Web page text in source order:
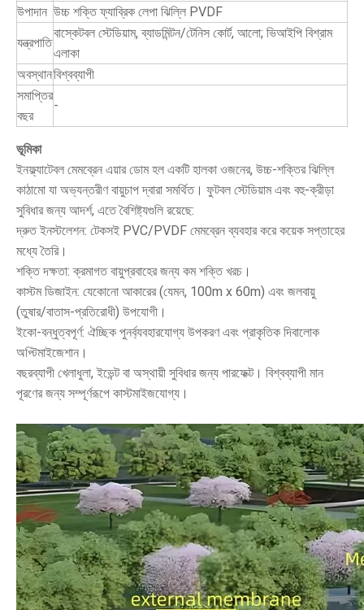
উপাদান উচ্চ শক্তি ফ্যাব্রিক লেপা ঝিল্লি PVDF
যন্ত্রপাতি
বাস্কেটবল স্টেডিয়াম, ব্যাডমিন্টন/টেনিস কোর্ট, আলো; ভিআইপি বিশ্রাম
এলাকা
অবস্থানবিশ্বব্যাপী
সমাপ্তির
বছর
-
ভূমিকা
ইনফ্ল্যাটেবল মেমব্রেন এয়ার ডোম হল একটি হালকা ওজনের, উচ্চ-শক্তির ঝিল্লি
কাঠামো যা অভ্যন্তরীণ বায়ুচাপ দ্বারা সমর্থিত। ফুটবল স্টেডিয়াম এবং বহু-ক্রীড়া
সুবিধার জন্য আদর্শ, এতে বৈশিষ্ট্যগুলি রয়েছে:
দ্রুত ইনস্টলেশন: টেকসই PVC/PVDF মেমব্রেন ব্যবহার করে কয়েক সপ্তাহের
মধ্যে তৈরি।
শক্তি দক্ষতা: ক্রমাগত বায়ুপ্রবাহের জন্য কম শক্তি খরচ।
কাস্টম ডিজাইন: যেকোনো আকারের (যেমন, 100m x 60m) এবং জলবায়ু
(তুষার/বাতাস-প্রতিরোধী) উপযোগী।
ইকো-বন্ধুত্বপূর্ণ: ঐচ্ছিক পুনর্ব্যবহারযোগ্য উপকরণ এবং প্রাকৃতিক দিবালোক
অপ্টিমাইজেশান।
বছরব্যাপী খেলাধুলা, ইভেন্ট বা অস্থায়ী সুবিধার জন্য পারফেক্ট। বিশ্বব্যাপী মান
পূরণের জন্য সম্পূর্ণরূপে কাস্টমাইজযোগ্য।